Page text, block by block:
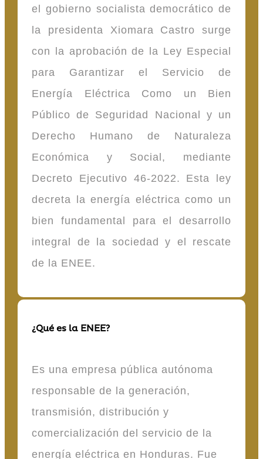
el gobierno socialista democrático de
la presidenta Xiomara Castro surge
con la aprobación de la Ley Especial
para Garantizar el Servicio de
Energía Eléctrica Como un Bien
Público de Seguridad Nacional y un
Derecho Humano de Naturaleza
Económica y Social, mediante
Decreto Ejecutivo 46-2022. Esta ley
decreta la energía eléctrica como un
bien fundamental para el desarrollo
integral de la sociedad y el rescate
de la ENEE.
¿Qué es la ENEE?
Es una empresa pública autónoma
responsable de la generación,
transmisión, distribución y
comercialización del servicio de la
energía eléctrica en Honduras. Fue